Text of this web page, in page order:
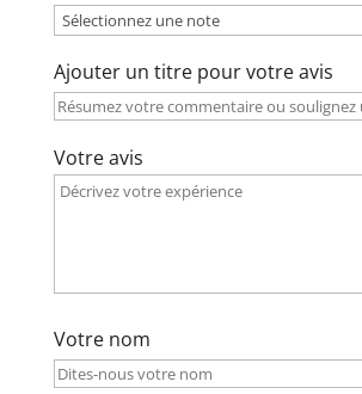
Ajouter un titre pour votre avis
Votre avis
Votre nom